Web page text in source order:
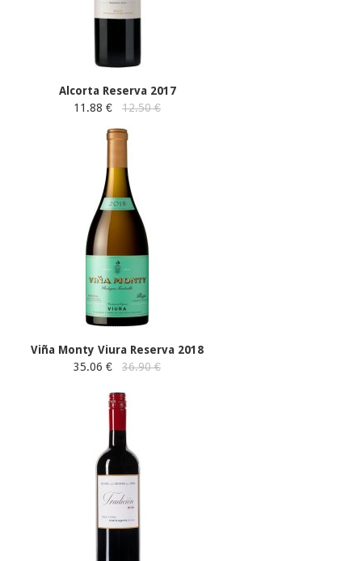
Alcorta Reserva 2017
11.88 €
12.50 €
Viña Monty Viura Reserva 2018
35.06 €
36.90 €